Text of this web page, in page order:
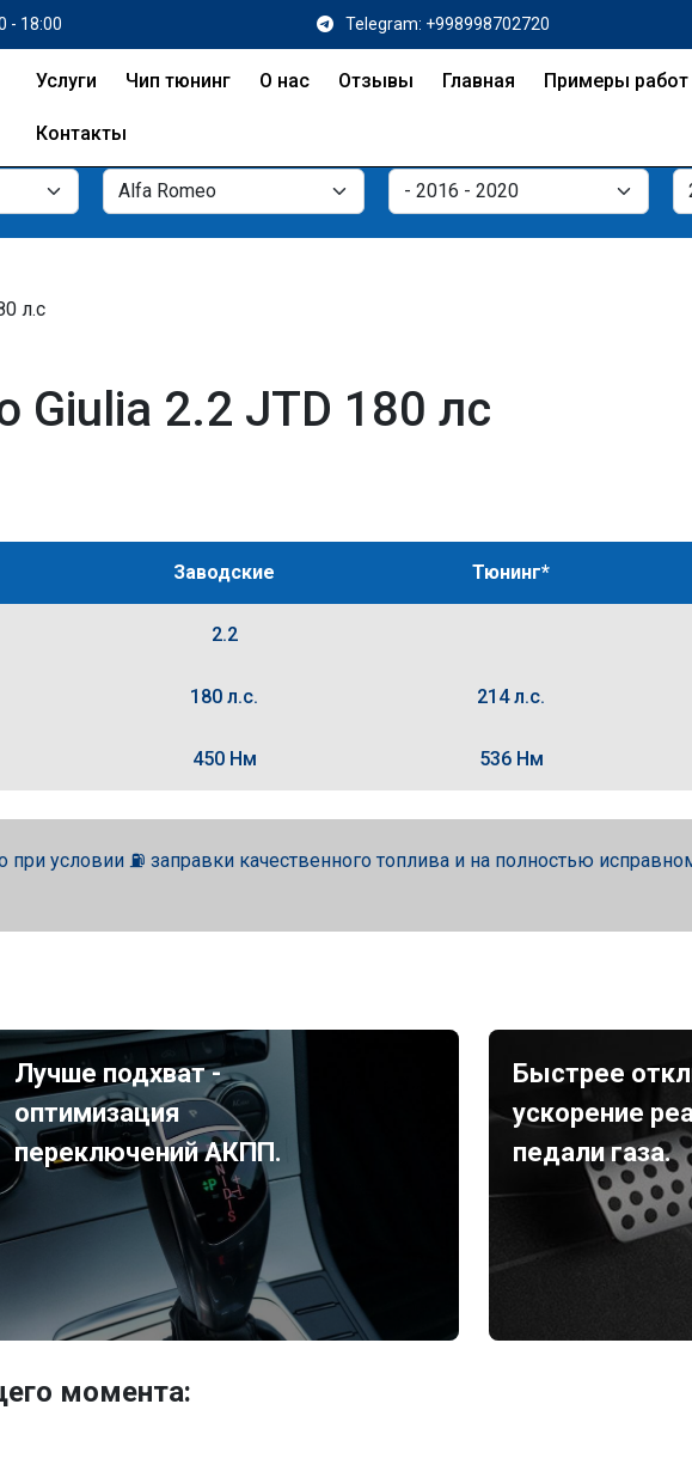
- 18:00 Telegram: +998998702720
Услуги Чип тюнинг О нас Отзывы Главная Примеры работ
Контакты
л.с
Giulia 2.2 JTD 180 лс
Заводские Тюнинг*
2.2
180 л.с. 214 л.с.
450 Нм 536 Нм
условии ⛽ заправки качественного топлива и на полностью
Лучше подхват -
оптимизация
переключений АКПП.
Быстрее
ускорение
педали газа.
момента: